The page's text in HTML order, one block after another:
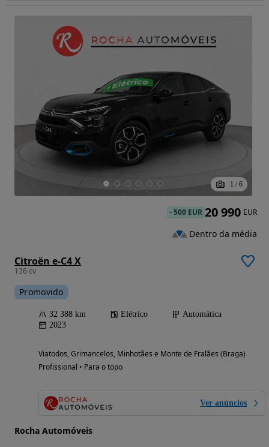
1 / 6
Citroën e-C4 X
136 cv
Promovido
32 388 km Elétrico
Automática
2023
Viatodos, Grimancelos, Minhotães e Monte de Fralães (Braga)
Profissional • Para o topo
Ver anúncios
Rocha Automóveis
-500 EUR 20 990 EUR
Dentro da média